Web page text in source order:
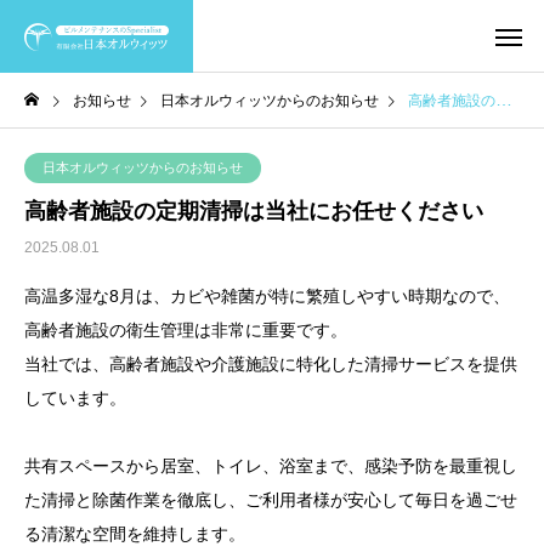
お知らせ 日本オルウィッツからのお知らせ 高齢者施設の定期清掃は当社にお任せください
日本オルウィッツからのお知らせ
高齢者施設の定期清掃は当社にお任せください
2025.08.01
高温多湿な8月は、カビや雑菌が特に繁殖しやすい時期なので、
高齢者施設の衛生管理は非常に重要です。
当社では、高齢者施設や介護施設に特化した清掃サービスを提供
しています。
共有スペースから居室、トイレ、浴室まで、感染予防を最重視し
た清掃と除菌作業を徹底し、ご利用者様が安心して毎日を過ごせ
る清潔な空間を維持します。